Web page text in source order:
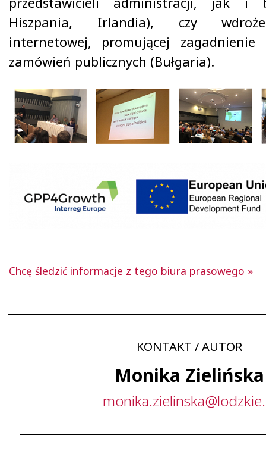
Hiszpania, Irlandia), czy
internetowej, promującej zagadnienie
zamówień publicznych (Bułgaria).
Chcę śledzić informacje z tego biura prasowego »
KONTAKT / AUTOR
Monika Zielińska
monika.zielinska@lodzkie.